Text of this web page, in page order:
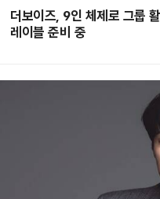
더보이즈, 9인 체제로 그룹
레이블 준비 중